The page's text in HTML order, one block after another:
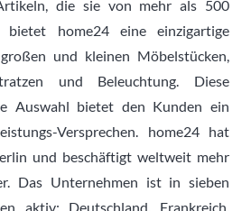
die sie von mehr als 500
bietet home24 eine einzigartige
und kleinen Möbelstücken,
und Beleuchtung. Diese
Auswahl bietet den Kunden ein
Versprechen. home24 hat
und beschäftigt weltweit mehr
Das Unternehmen ist in sieben
aktiv: Deutschland, Frankreich,